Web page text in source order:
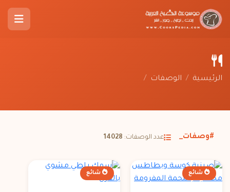
الرئيسية / الوصفات /
#وصفات_ عدد الوصفات: 14028
شائع شائع